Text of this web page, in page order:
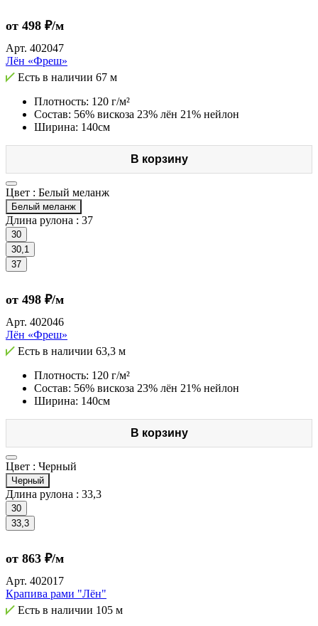
от 498 ₽/м
Арт. 402047
Лён «Фреш»
Есть в наличии 67 м
Плотность: 120 г/м²
Состав: 56% вискоза 23% лён 21% нейлон
Ширина: 140см
В корзину
Цвет : Белый меланж
Белый меланж
Длина рулона : 37
30
30,1
37
от 498 ₽/м
Арт. 402046
Лён «Фреш»
Есть в наличии 63,3 м
Плотность: 120 г/м²
Состав: 56% вискоза 23% лён 21% нейлон
Ширина: 140см
В корзину
Цвет : Черный
Черный
Длина рулона : 33,3
30
33,3
от 863 ₽/м
Арт. 402017
Крапива рами "Лён"
Есть в наличии 105 м